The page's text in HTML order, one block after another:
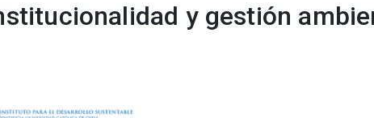
y gestión